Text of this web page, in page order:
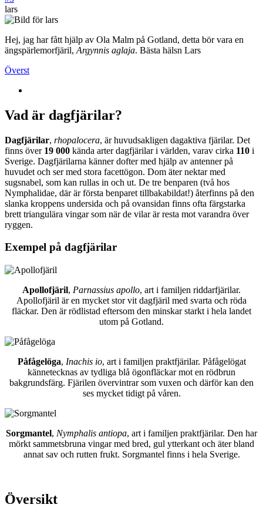
lars
Hej, jag har fått hjälp av Ola Malm på Gotland, detta bör vara en
ängspärlemorfjäril, Argynnis aglaja. Bästa hälsn Lars
Överst
Vad är dagfjärilar?
Dagfjärilar, rhopalocera, är huvudsakligen dagaktiva fjärilar. Det
finns över 19 000 kända arter dagfjärilar i världen, varav cirka 110 i
Sverige. Dagfjärilarna känner dofter med hjälp av antenner på
huvudet och ser med stora facettögon. Dom äter nektar med
sugsnabel, som kan rullas in och ut. De tre benparen (två hos
Nymphalidae, där är första benparet tillbakabildat!) återfinns på den
slanka kroppens undersida och på ovansidan finns ofta färgstarka
brett triangulära vingar som när de vilar är resta mot varandra över
ryggen.
Exempel på dagfjärilar
Apollofjäril, Parnassius apollo, art i familjen riddarfjärilar.
Apollofjäril är en mycket stor vit dagfjäril med svarta och röda
fläckar. Den är rödlistad eftersom den minskar starkt i hela landet
utom på Gotland.
Påfågelöga, Inachis io, art i familjen praktfjärilar. Påfågelögat
kännetecknas av tydliga blå ögonfläckar mot en rödbrun
bakgrundsfärg. Fjärilen övervintrar som vuxen och därför kan den
ses mycket tidigt på våren.
Sorgmantel, Nymphalis antiopa, art i familjen praktfjärilar. Den har
mörkt sammetsbruna vingar med bred, gul ytterkant och äter bland
annat sav och rutten frukt. Sorgmantel finns i hela Sverige.
Översikt